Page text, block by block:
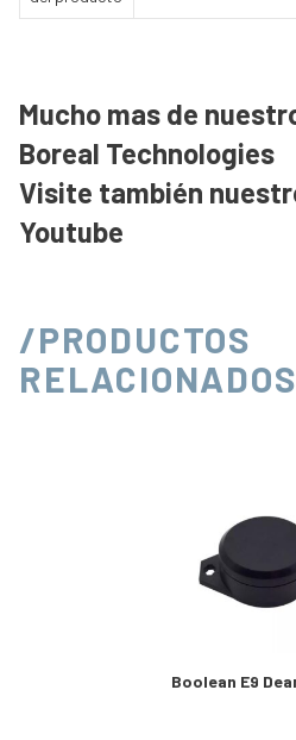
Mucho mas de
Boreal Technologies
Visite también
Youtube
/PRODUCTOS
RELACIONADOS
Boolean E9